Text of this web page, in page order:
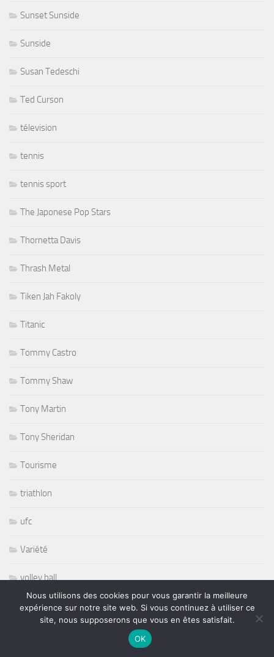
Sunset Sunside
Sunside
Susan Tedeschi
Ted Curson
télevision
tennis
tennis sport
The Japonese Pop Stars
Thornetta Davis
Thrash Metal
Tiken Jah Fakoly
Titanic
Tommy Castro
Tommy Shaw
Tony Martin
Tony Sheridan
Tourisme
triathlon
ufc
Variété
volley ball
Whisbone Ash
Nous utilisons des cookies pour vous garantir la meilleure
expérience sur notre site web. Si vous continuez à utiliser ce
site, nous supposerons que vous en êtes satisfait.
OK